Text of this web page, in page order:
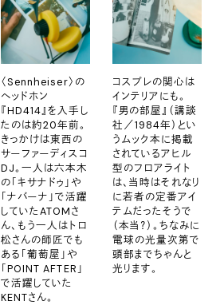
〈Sennheiser〉の
ヘッドホン
『HD414』を入手し
たのは約20年前。
きっかけは東西の
サーファーディスコ
DJ。一人は六本木
の「キサナドゥ」や
「ナバーナ」で活躍
していたATOMさ
ん、もう一人はトロ
松さんの師匠でも
ある「葡萄屋」や
「POINT AFTER」
で活躍していた
KENTさん。
コスプレの関心は
インテリアにも。
『男の部屋』（講談
社／1984年）とい
うムック本に掲載
されているアヒル
型のフロアライト
は、当時はそれなり
に若者の定番アイ
テムだったそうで
（本当？）。ちなみに
電球の光量次第で
頭部までちゃんと
光ります。